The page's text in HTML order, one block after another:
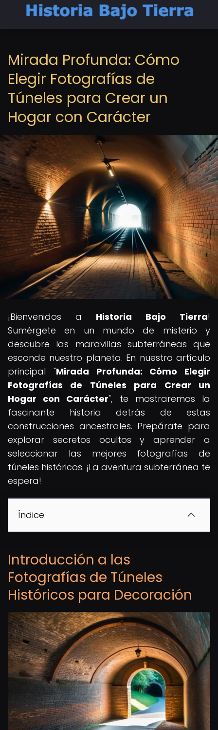
Mirada Profunda: Cómo
Elegir Fotografías de
Túneles para Crear un
Hogar con Carácter
¡Bienvenidos a Historia Bajo Tierra!
Sumérgete en un mundo de misterio y
descubre las maravillas subterráneas que
esconde nuestro planeta. En nuestro artículo
principal "Mirada Profunda: Cómo Elegir
Fotografías de Túneles para Crear un
Hogar con Carácter", te mostraremos la
fascinante historia detrás de estas
construcciones ancestrales. Prepárate para
explorar secretos ocultos y aprender a
seleccionar las mejores fotografías de
túneles históricos. ¡La aventura subterránea te
espera!
Índice
Introducción a las
Fotografías de Túneles
Históricos para Decoración